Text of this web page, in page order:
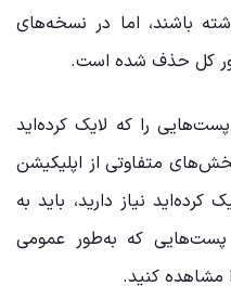
باشند، اما در نسخه‌های
کل حذف شده است.
را که لایک کرده‌اید
متفاوتی از اپلیکیشن
نیاز دارید، باید به
که به‌طور عمومی
مشاهده کنید.